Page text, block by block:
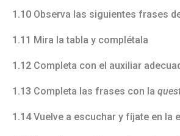
1.10 Observa las siguientes frases
1.11 Mira la tabla y complétala
1.12 Completa con el auxiliar
1.13 Completa las frases con la
1.14Vuelve a escuchar y fíjate en la